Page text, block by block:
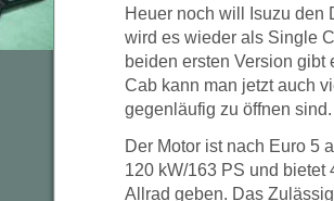
Heuer noch will Isuzu den
wird es wieder als Single
beiden ersten Version
Cab kann man jetzt auch
gegenläufig zu öffnen sind.
Der Motor ist nach Euro 5
120 kW/163 PS und bietet
Allrad geben. Das